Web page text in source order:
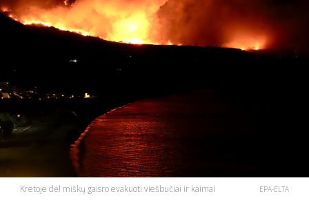
SVEIKATA
APIE MANE
PSICHOLOGIJA
HOROSKOPAI
ASTROLOGIJA
Kretoje dėl miškų gaisro evakuoti viešbučiai ir kaimai EPA-ELTA